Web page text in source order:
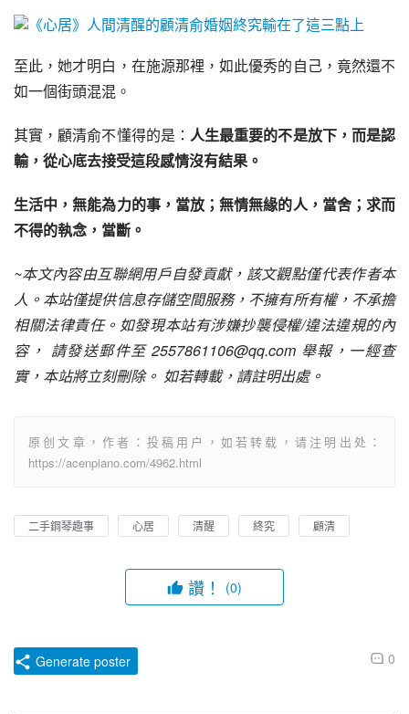
至此，她才明白，在施源那裡，如此優秀的自己，竟然還不
如一個街頭混混。
其實，顧清俞不懂得的是： 人生最重要的不是放下，而是認
輸，從心底去接受這段感情沒有結果。
生活中，無能為力的事，當放；無情無緣的人，當舍；求而
不得的執念，當斷。
~本文內容由互聯網用戶自發貢獻，該文觀點僅代表作者本
人。本站僅提供信息存儲空間服務，不擁有所有權，不承擔
相關法律責任。如發現本站有涉嫌抄襲侵權/違法違規的內
容， 請發送郵件至 2557861106@qq.com 舉報，一經查
實，本站將立刻刪除。 如若轉載，請註明出處。
原创文章，作者：投稿用户，如若转载，请注明出处：
https://acenpiano.com/4962.html
二手鋼琴趣事 心居 清醒 終究 顧清
讚！ (0)
0
Generate poster